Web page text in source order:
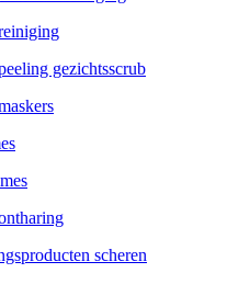
gezichtsscrub
scheren